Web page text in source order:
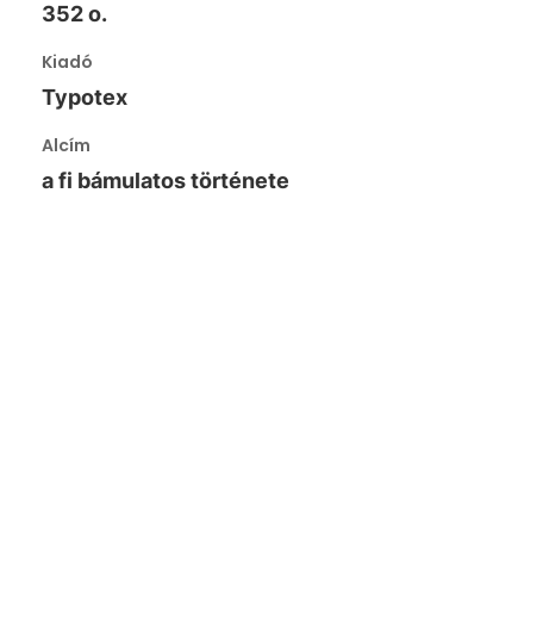
352 o.
Kiadó
Typotex
Alcím
a fi bámulatos története